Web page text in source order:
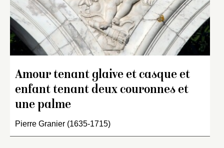
Amour tenant glaive et casque et
enfant tenant deux couronnes et
une palme
Pierre Granier (1635-1715)